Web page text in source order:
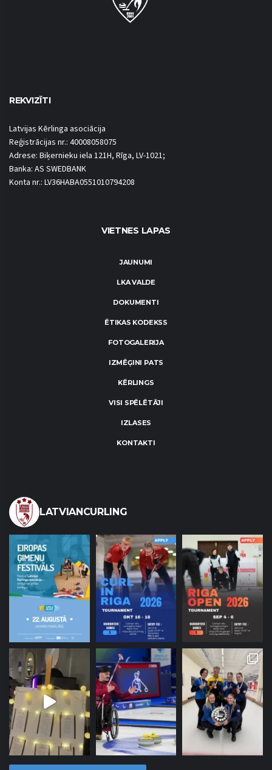
REKVIZĪTI
Latvijas Kērlinga asociācija
Reģistrācijas nr.: 40008058075
Adrese: Biķernieku iela 121H, Rīga, LV-1021;
Banka: AS SWEDBANK
Konta nr.: LV36HABA0551010794208
VIETNES LAPAS
JAUNUMI
LKA VALDE
DOKUMENTI
ĒTIKAS KODEKSS
FOTOGALERIJA
IZMĒĢINI PATS
KĒRLINGS
VISI SPĒLĒTĀJI
IZLASES
KONTAKTI
LATVIANCURLING